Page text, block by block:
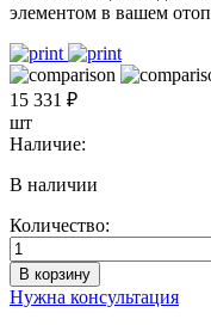
элементом в вашем
15 331 ₽
шт
Наличие:
В наличии
Количество:
Количество
товара
Плита
шамотная
В корзину
Нужна консультация